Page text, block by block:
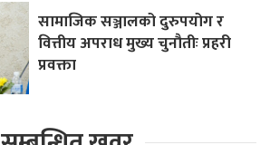
सामाजिक सञ्जालको दुरुपयोग र
वित्तीय अपराध मुख्य चुनौतीः प्रहरी
प्रवक्ता